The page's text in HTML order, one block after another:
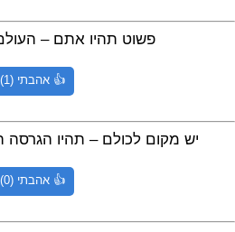
פשוט תהיו אתם –
👍 אהבתי (1)
יש מקום לכולם – תהיו
👍 אהבתי (0)